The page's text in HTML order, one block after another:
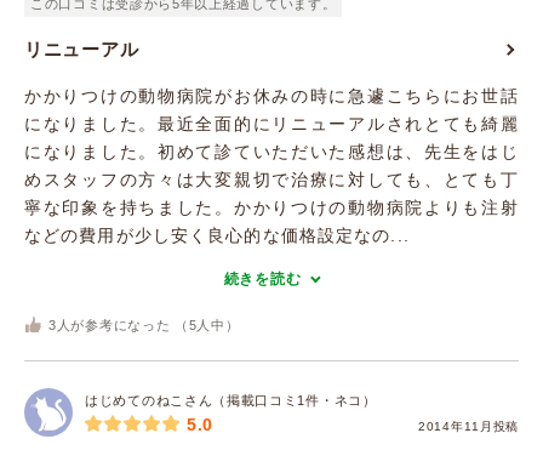
この口コミは受診から5年以上経過しています。
リニューアル
かかりつけの動物病院がお休みの時に急遽こちらにお世話
になりました。最近全面的にリニューアルされとても綺麗
になりました。初めて診ていただいた感想は、先生をはじ
めスタッフの方々は大変親切で治療に対しても、とても丁
寧な印象を持ちました。かかりつけの動物病院よりも注射
などの費用が少し安く良心的な価格設定なの...
続きを読む
3 人が参考になった （ 5 人中）
はじめてのねこさん（掲載口コミ1件・ネコ）
2014年11月投稿
5.0